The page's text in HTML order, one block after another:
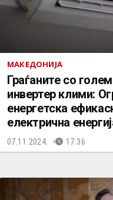
МАКЕДОНИЈА
Граѓаните со
инвертер клими:
енергетска
електрична
07.11.2024. 17:36